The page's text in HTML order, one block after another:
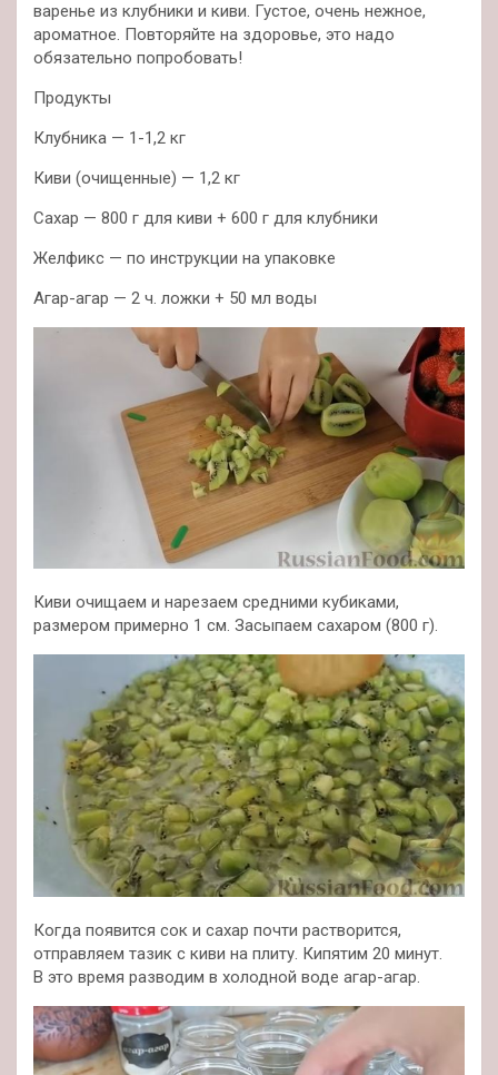
варенье из клубники и киви. Густое, очень нежное,
ароматное. Повторяйте на здоровье, это надо
обязательно попробовать!
Продукты
Клубника — 1-1,2 кг
Киви (очищенные) — 1,2 кг
Сахар — 800 г для киви + 600 г для клубники
Желфикс — по инструкции на упаковке
Агар-агар — 2 ч. ложки + 50 мл воды
Киви очищаем и нарезаем средними кубиками,
размером примерно 1 см. Засыпаем сахаром (800 г).
Когда появится сок и сахар почти растворится,
отправляем тазик с киви на плиту. Кипятим 20 минут.
В это время разводим в холодной воде агар-агар.